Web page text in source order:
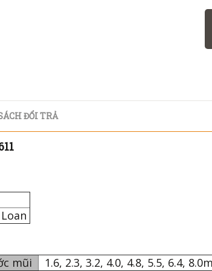
ĐỔI TRẢ
mũi
1.6, 2.3, 3.2, 4.0, 4.8, 5.5, 6.4,